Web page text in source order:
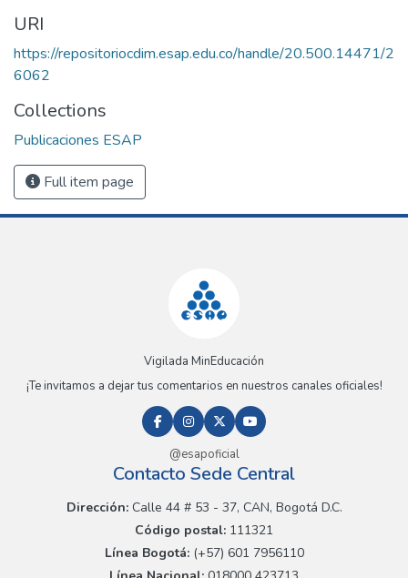
URI
https://repositoriocdim.esap.edu.co/handle/20.500.14471/2
6062
Collections
Publicaciones ESAP
Full item page
Vigilada MinEducación
¡Te invitamos a dejar tus comentarios en nuestros canales oficiales!
@esapoficial
Contacto Sede Central
Dirección:Calle 44 # 53 - 37, CAN, Bogotá D.C.
Código postal: 111321
Línea Bogotá:(+57) 601 7956110